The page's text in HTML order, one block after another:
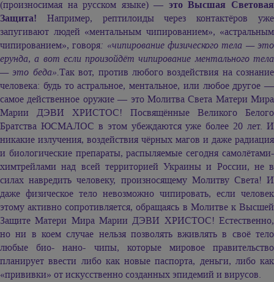
(произносимая на русском языке) — это Высшая Световая
Защита! Например, рептилоиды через контактёров уже
запугивают людей «ментальным чипированием», «астральным
чипированием», говоря: «чипирование физического тела — это
ерунда, а вот если произойдёт чипирование ментального тела
— это беда».Так вот, против любого воздействия на сознание
человека: будь то астральное, ментальное, или любое другое —
самое действенное оружие — это Молитва Света Матери Мира
Марии ДЭВИ ХРИСТОС! Посвящённые Великого Белого
Братства ЮСМАЛОС в этом убеждаются уже более 20 лет. И
никакие излучения, воздействия чёрных магов и даже радиация
и биологические препараты, распыляемые сегодня самолётами-
химтрейлами над всей территорией Украины и России, не в
силах навредить человеку, произносящему Молитву Света! И
даже физическое тело невозможно чипировать, если человек
этому активно сопротивляется, обращаясь в Молитве к Высшей
Защите Матери Мира Марии ДЭВИ ХРИСТОС! Естественно,
но ни в коем случае нельзя позволять вживлять в своё тело
любые био- нано- чипы, которые мировое правительство
планирует ввести либо как новые паспорта, деньги, либо как
«прививки» от искусственно созданных эпидемий и вирусов.